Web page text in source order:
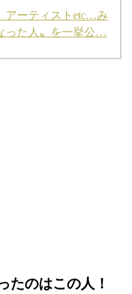
アーティストetc…み
った人〟を一挙公…
たのはこの人！